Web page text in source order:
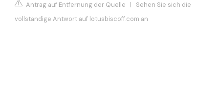
Antrag auf Entfernung der Quelle | Sehen Sie sich die
vollständige Antwort auf lotusbiscoff.com an